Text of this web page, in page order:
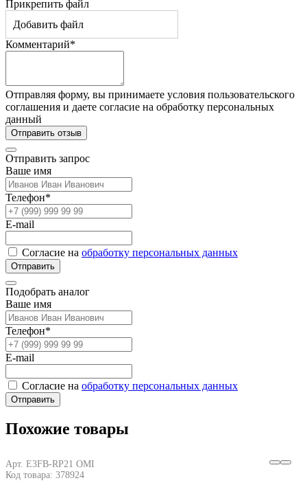
Прикрепить файл
Добавить файл
Комментарий*
Отправляя форму, вы принимаете условия пользовательского
соглашения и даете согласие на обработку персональных
данный
Отправить отзыв
Отправить запрос
Ваше имя
Телефон*
E-mail
Согласие на обработку персональных данных
Отправить
Подобрать аналог
Ваше имя
Телефон*
E-mail
Согласие на обработку персональных данных
Отправить
Похожие товары
Арт. E3FB-RP21 OMI
Код товара: 378924